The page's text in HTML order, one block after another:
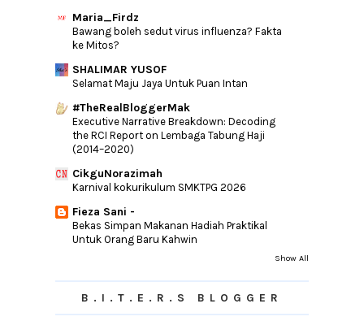
►2012(76)
► 2010(44)
Maria_Firdz
Bawang boleh sedut virus influenza? Fakta
ke Mitos?
SHALIMAR YUSOF
Selamat Maju Jaya Untuk Puan Intan
#TheRealBloggerMak
Executive Narrative Breakdown: Decoding
the RCI Report on Lembaga Tabung Haji
(2014–2020)
CikguNorazimah
Karnival kokurikulum SMKTPG 2026
Fieza Sani -
Bekas Simpan Makanan Hadiah Praktikal
Untuk Orang Baru Kahwin
Show All
B.I.T.E.R.S BLOGGER